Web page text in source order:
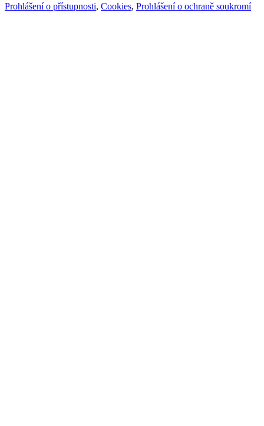
Prohlášení o přístupnosti, Cookies, Prohlášení o ochraně soukromí